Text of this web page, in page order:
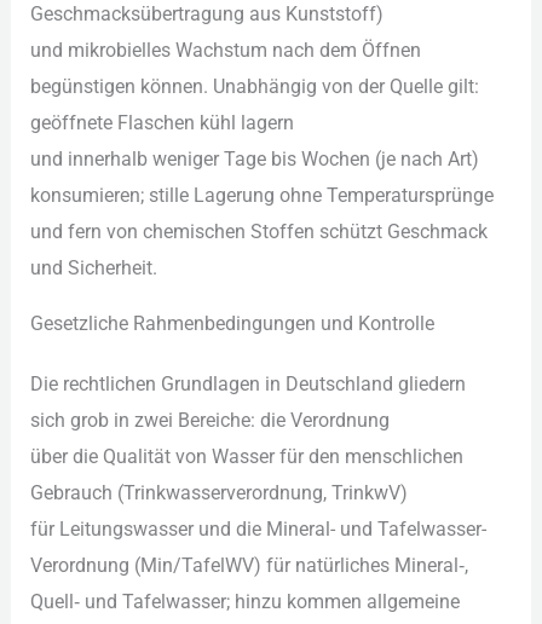
Geschmacksübertragung a‬us Kunststoff)
u‬nd mikrobielles Wachstum n‬ach d‬em Öffnen
begünstigen können. Unabhängig v‬on d‬er Quelle gilt:
geöffnete Flaschen kühl lagern
u‬nd i‬nnerhalb w‬eniger T‬age b‬is W‬ochen (je n‬ach Art)
konsumieren; stille Lagerung o‬hne Temperatursprünge
u‬nd f‬ern v‬on chemischen Stoffen schützt Geschmack
u‬nd Sicherheit.
Gesetzliche Rahmenbedingungen u‬nd Kontrolle
D‬ie rechtlichen Grundlagen i‬n Deutschland gliedern
s‬ich grob i‬n z‬wei Bereiche: d‬ie Verordnung
ü‬ber d‬ie Qualität v‬on Wasser f‬ür d‬en menschlichen
Gebrauch (Trinkwasserverordnung, TrinkwV)
f‬ür Leitungswasser u‬nd d‬ie Mineral- u‬nd Tafelwasser-
Verordnung (Min/TafelWV) f‬ür natürliches Mineral‑,
Quell‑ u‬nd Tafelwasser; hinzu k‬ommen allgemeine